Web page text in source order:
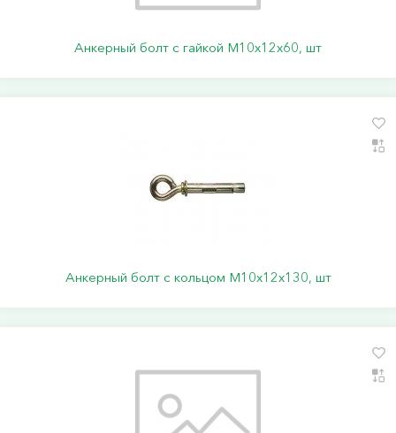
Анкерный болт с гайкой М10х12х60, шт
Анкерный болт с кольцом М10х12х130, шт